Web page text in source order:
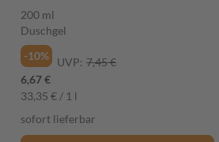
ml Duschgel
200 ml
Duschgel
-10%
UVP: 7,45 €
6,67 €
33,35 € / 1 l
sofort lieferbar